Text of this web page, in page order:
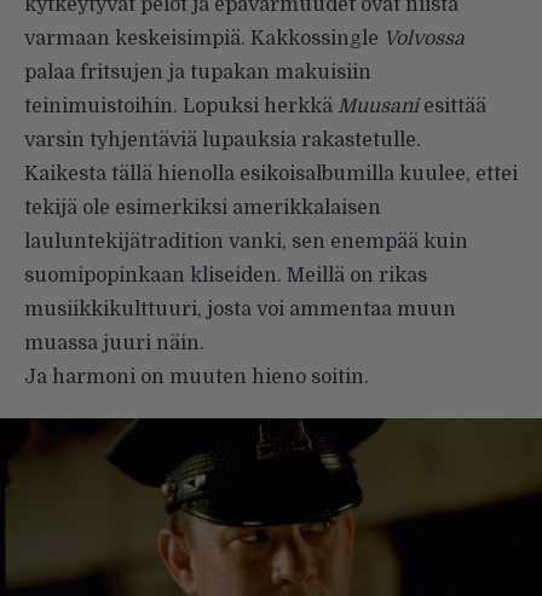
kytkeytyvät pelot ja epävarmuudet ovat niistä
varmaan keskeisimpiä. Kakkossingle Volvossa
palaa fritsujen ja tupakan makuisiin
teinimuistoihin. Lopuksi herkkä Muusani esittää
varsin tyhjentäviä lupauksia rakastetulle.
Kaikesta tällä hienolla esikoisalbumilla kuulee, ettei
tekijä ole esimerkiksi amerikkalaisen
lauluntekijätradition vanki, sen enempää kuin
suomipopinkaan kliseiden. Meillä on rikas
musiikkikulttuuri, josta voi ammentaa muun
muassa juuri näin.
Ja harmoni on muuten hieno soitin.